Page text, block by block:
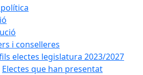
i conselleres
electes legislatura 2023/2027
Electes que han presentat